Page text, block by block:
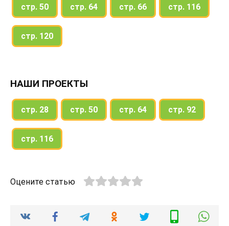
стр. 50 стр. 64 стр. 66 стр. 116
стр. 120
НАШИ ПРОЕКТЫ
стр. 28 стр. 50 стр. 64 стр. 92
стр. 116
Оцените статью